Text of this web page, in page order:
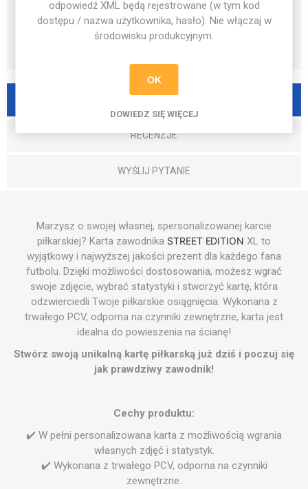
RECENZJE
WYŚLIJ PYTANIE
Marzysz o swojej własnej, spersonalizowanej karcie
piłkarskiej? Karta zawodnika STREET EDITION XL to
wyjątkowy i najwyższej jakości prezent dla każdego fana
futbolu. Dzięki możliwości dostosowania, możesz wgrać
swoje zdjęcie, wybrać statystyki i stworzyć kartę, która
odzwierciedli Twoje piłkarskie osiągnięcia. Wykonana z
trwałego PCV, odporna na czynniki zewnętrzne, karta jest
idealna do powieszenia na ścianę!
Stwórz swoją unikalną kartę piłkarską już dziś i poczuj się
jak prawdziwy zawodnik!
Cechy produktu:
✔️ W pełni personalizowana karta z możliwością wgrania
własnych zdjęć i statystyk.
✔️ Wykonana z trwałego PCV, odporna na czynniki
zewnętrzne.
odpowiedź XML będą rejestrowane (w tym kod
dostępu / nazwa użytkownika, hasło). Nie włączaj w
środowisku produkcyjnym.
OK
DOWIEDZ SIĘ WIĘCEJ